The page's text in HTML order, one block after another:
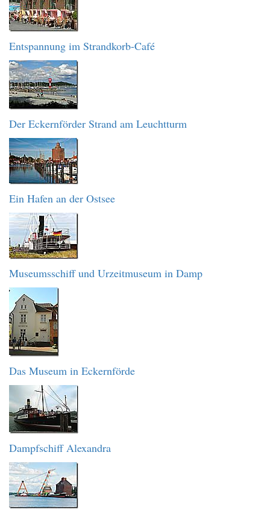
Entspannung im Strandkorb-Café
Der Eckernförder Strand am Leuchtturm
Ein Hafen an der Ostsee
Museumsschiff und Urzeitmuseum in Damp
Das Museum in Eckernförde
Dampfschiff Alexandra